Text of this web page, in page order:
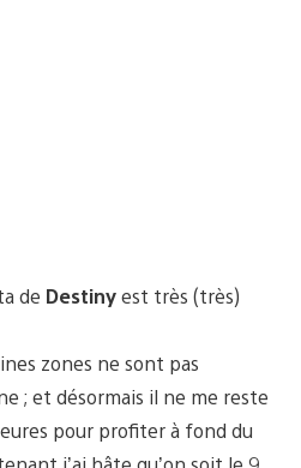
de Destinyest très (très)
zones ne sont pas
; et désormais il ne me reste
pour profiter à fond du